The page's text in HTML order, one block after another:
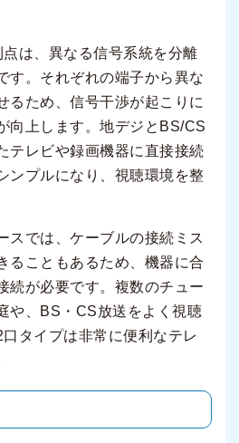
は、異なる信号系統を分離
す。それぞれの端子から異な
るため、信号干渉が起こりに
向上します。地デジとBS/CS
テレビや録画機器に直接接続
ンプルになり、視聴環境を整
スでは、ケーブルの接続ミス
ることもあるため、機器に合
続が必要です。複数のチュー
や、BS・CS放送をよく視聴
タイプは非常に便利なテレ